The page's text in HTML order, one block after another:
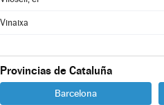
Vinaixa
Provincias de Cataluña
Barcelona